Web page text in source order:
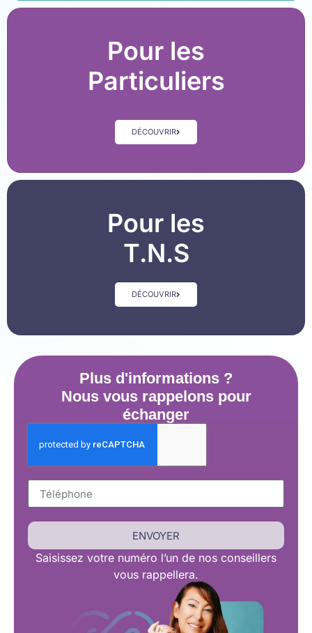
Pour les
Particuliers
DÉCOUVRIR
Pour les
T.N.S
DÉCOUVRIR
Plus d'informations ?
Nous vous rappelons pour
échanger
ENVOYER
Saisissez votre numéro l’un de nos conseillers
vous rappellera.